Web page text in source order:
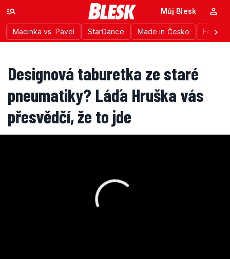
Macinka vs. Pavel StarDance Made in Česko
Můj Blesk
Designová taburetka ze staré
pneumatiky? Láďa Hruška vás
přesvědčí, že to jde